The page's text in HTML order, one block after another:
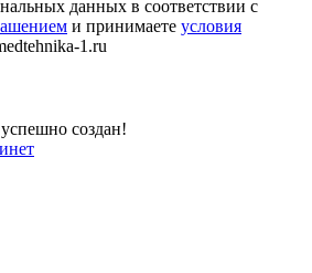
данных в соответствии с
и принимаете условия
1.ru
создан!